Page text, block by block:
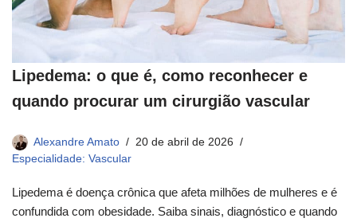
Lipedema: o que é, como reconhecer e
quando procurar um cirurgião vascular
Alexandre Amato
20 de abril de 2026
Especialidade: Vascular
Lipedema é doença crônica que afeta milhões de mulheres e é
confundida com obesidade. Saiba sinais, diagnóstico e quando